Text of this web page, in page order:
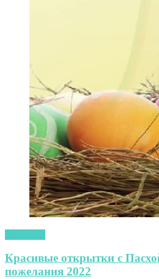
Красивые открытки с
пожелания 2022